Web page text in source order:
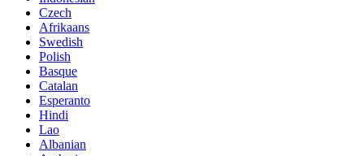
Czech
Afrikaans
Swedish
Polish
Basque
Catalan
Esperanto
Hindi
Lao
Albanian